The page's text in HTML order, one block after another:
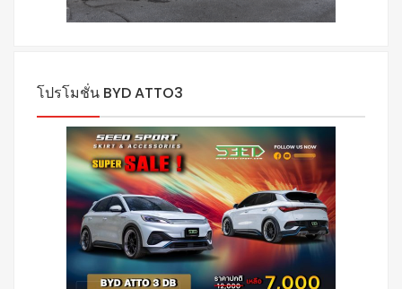
โปรโมชั่น BYD ATTO3